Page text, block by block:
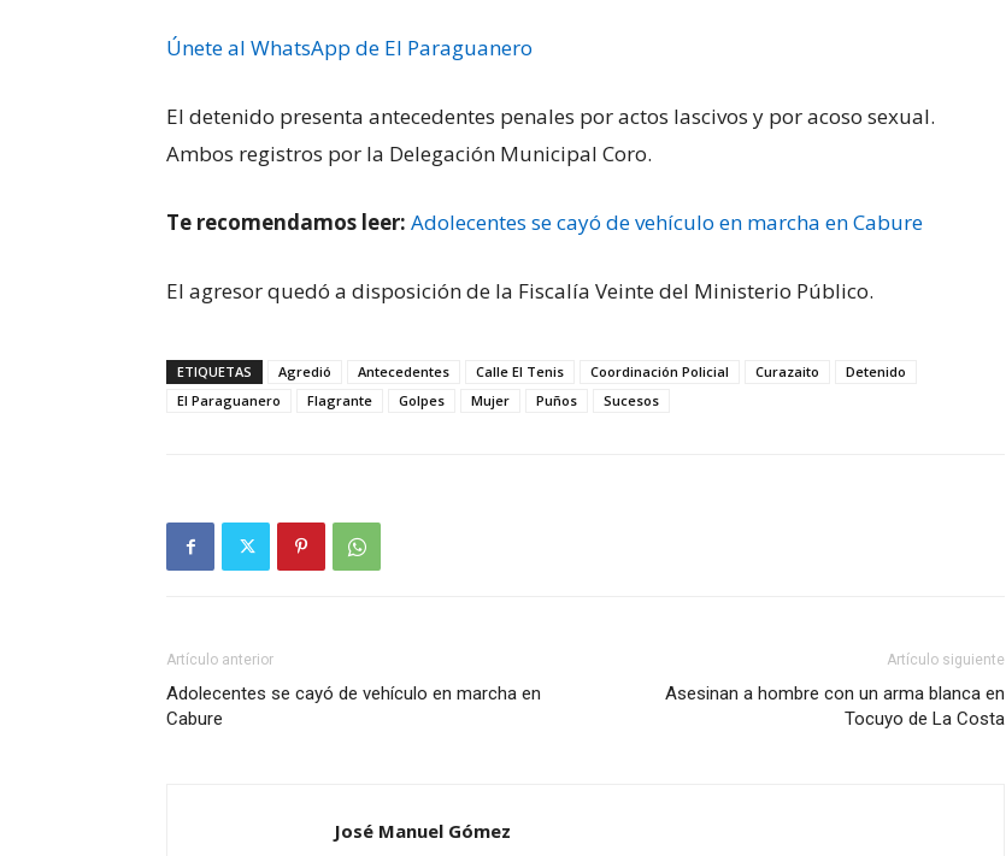
Únete al WhatsApp de El Paraguanero
El detenido presenta antecedentes penales por actos lascivos y por acoso sexual.
Ambos registros por la Delegación Municipal Coro.
Te recomendamos leer: Adolecentes se cayó de vehículo en marcha en Cabure
El agresor quedó a disposición de la Fiscalía Veinte del Ministerio Público.
ETIQUETAS Agredió Antecedentes Calle El Tenis Coordinación Policial Curazaito
Detenido
El Paraguanero
Flagrante Golpes Mujer Puños Sucesos
Artículo anterior
Adolecentes se cayó de vehículo en marcha en
Cabure
Artículo siguiente
Asesinan a hombre con un arma blanca en
Tocuyo de La Costa
José Manuel Gómez